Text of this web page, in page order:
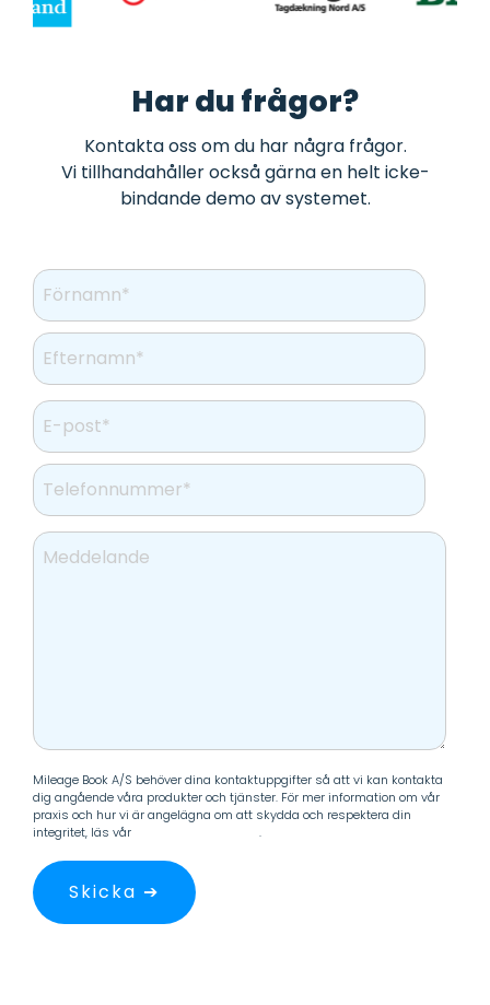
Har du frågor?
Kontakta oss om du har några frågor.
Vi tillhandahåller också gärna en helt icke-
bindande demo av systemet.
Mileage Book A/S behöver dina kontaktuppgifter så att vi kan kontakta
dig angående våra produkter och tjänster. För mer information om vår
praxis och hur vi är angelägna om att skydda och respektera din
integritet, läs vår
.